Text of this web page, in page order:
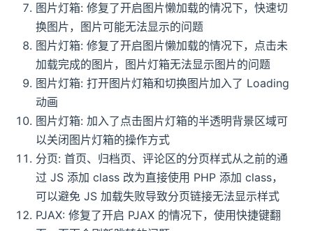
图片灯箱: 修复了开启图片懒加载的情况下，快速切
换图片，图片可能无法显示的问题
图片灯箱: 修复了开启图片懒加载的情况下，点击未
加载完成的图片，图片灯箱无法显示图片的问题
图片灯箱: 打开图片灯箱和切换图片加入了 Loading
动画
图片灯箱: 加入了点击图片灯箱的半透明背景区域可
以关闭图片灯箱的操作方式
分页: 首页、归档页、评论区的分页样式从之前的通
过 JS 添加 class 改为直接使用 PHP 添加 class，
可以避免 JS 加载失败导致分页链接无法显示样式
PJAX: 修复了开启 PJAX 的情况下，使用快捷键翻